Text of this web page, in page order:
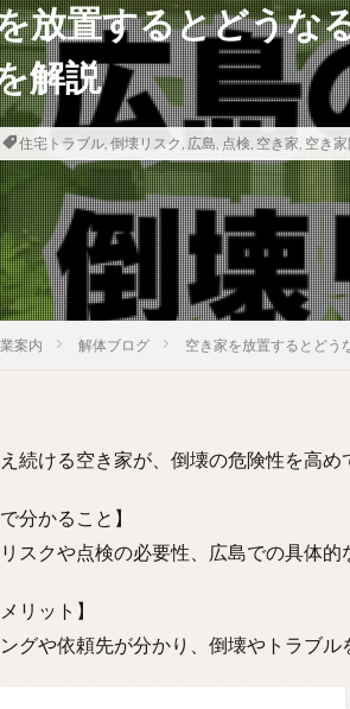
放置するとどうな
解説
住宅トラブル, 倒壊リスク, 広島, 点検, 空き家, 空き
案内 解体ブログ 空き家を放置するとどう
続ける空き家が、倒壊の危険性を高め
分かること】
スクや点検の必要性、広島での具体的
リット】
グや依頼先が分かり、倒壊やトラブ